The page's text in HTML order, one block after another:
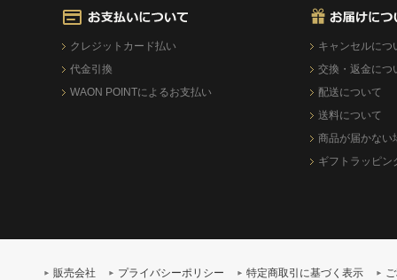
クレジットカード払い
代金引換
WAON POINTによるお支払い
キャンセルにつ
交換・返金につ
配送について
送料について
商品が届かない
ギフトラッピン
販売会社 プライバシーポリシー 特定商取引に基づく表示